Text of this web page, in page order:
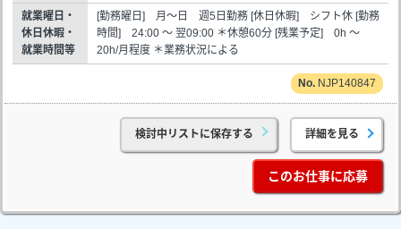
就業曜日・
休日休暇・
就業時間等
[勤務曜日] 月～日 週5日勤務 [休日休暇] シフト休 [勤務
時間] 24:00 ～ 翌09:00 ＊休憩60分 [残業予定] 0h ～
20h/月程度 ＊業務状況による
NJP140847
検討中リストに保存する 詳細を見る
このお仕事に応募